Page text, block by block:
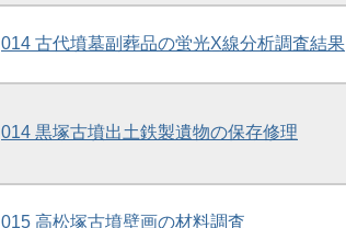
014 古代墳墓副葬品の蛍光X線分析調査結果
014 黒塚古墳出土鉄製遺物の保存修理
015 高松塚古墳壁画の材料調査